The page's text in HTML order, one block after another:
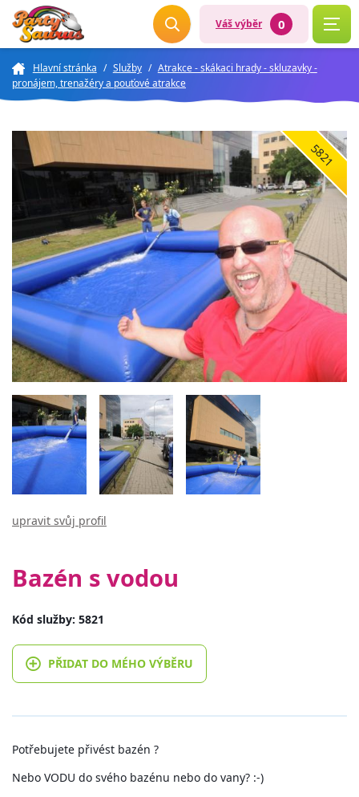
Váš výběr 0
Hlavní stránka / Služby / Atrakce - skákaci hrady - skluzavky -
pronájem, trenažéry a pouťové atrakce
5821
upravit svůj profil
Bazén s vodou
Kód služby: 5821
PŘIDAT DO MÉHO VÝBĚRU
Potřebujete přivést bazén ?
Nebo VODU do svého bazénu nebo do vany? :-)